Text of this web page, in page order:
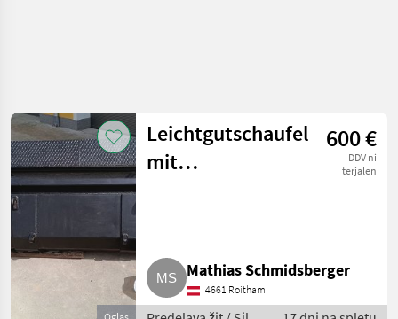
Leichtgutschaufel
mit
600 €
DDV ni
terjalen
Mathias Schmidsberger
4661 Roitham